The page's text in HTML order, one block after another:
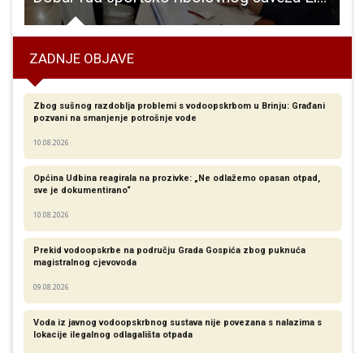
ZADNJE OBJAVE
Zbog sušnog razdoblja problemi s vodoopskrbom u Brinju: Građani
pozvani na smanjenje potrošnje vode
10.08.2026
Općina Udbina reagirala na prozivke: „Ne odlažemo opasan otpad,
sve je dokumentirano“
10.08.2026
Prekid vodoopskrbe na području Grada Gospića zbog puknuća
magistralnog cjevovoda
09.08.2026
Voda iz javnog vodoopskrbnog sustava nije povezana s nalazima s
lokacije ilegalnog odlagališta otpada